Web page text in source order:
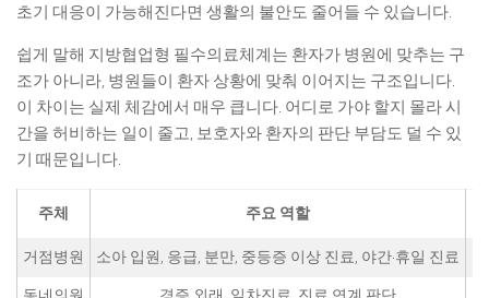
초기 대응이 가능해진다면 생활의 불안도 줄어들 수 있습니다.
쉽게 말해 지방협업형 필수의료체계는 환자가 병원에 맞추는 구
조가 아니라, 병원들이 환자 상황에 맞춰 이어지는 구조입니다.
이 차이는 실제 체감에서 매우 큽니다. 어디로 가야 할지 몰라 시
간을 허비하는 일이 줄고, 보호자와 환자의 판단 부담도 덜 수 있
기 때문입니다.
주체 주요 역할
거점병원 소아 입원, 응급, 분만, 중등증 이상 진료, 야간·휴일 진료